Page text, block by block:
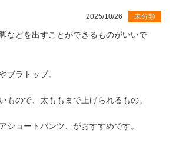
2025/10/26 未分類
などを出すことができるものがいいで
ブラトップ。
もので、太ももまで上げられるもの。
ショートパンツ、がおすすめです。